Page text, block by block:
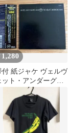
1,280
付 紙ジャケ ヴェルヴ
ット・アンダーグラ